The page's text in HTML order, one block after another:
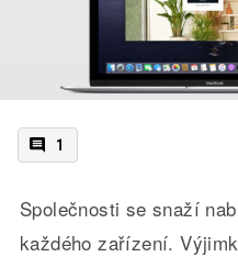
1
Společnosti se snaží
každého zařízení.